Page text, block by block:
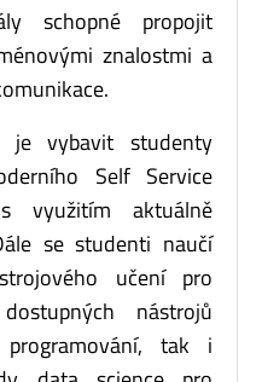
schopné propojit
znalostmi a
je vybavit studenty
Self Service
využitím aktuálně
se studenti naučí
učení pro
nástrojů
programování, tak i